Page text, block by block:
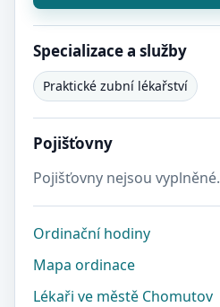
Specializace a služby
Praktické zubní lékařství
Pojišťovny
Pojišťovny nejsou vyplněné.
Ordinační hodiny
Mapa ordinace
Lékaři ve městě Chomutov